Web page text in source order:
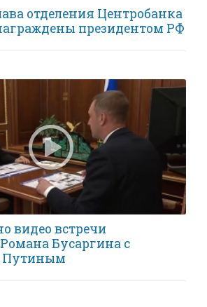
отделения Центробанка
президентом РФ
видео встречи
Бусаргина с
Путиным